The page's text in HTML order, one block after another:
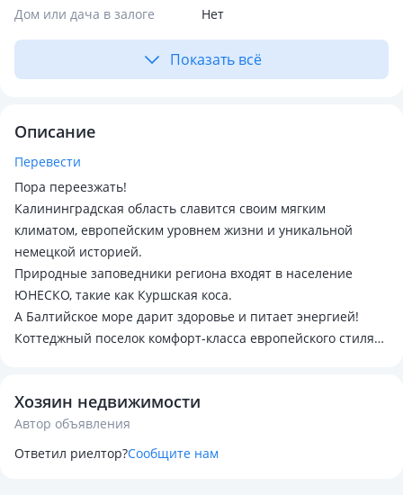
Дом или дача в залоге
Нет
Показать всё
Описание
Перевести
Пора переезжать!
Калининградская область славится своим мягким
климатом, европейским уровнем жизни и уникальной
немецкой историей.
Природные заповедники региона входят в население
ЮНЕСКО, такие как Куршская коса.
А Балтийское море дарит здоровье и питает энергией!
Коттеджный поселок комфорт-класса европейского стиля
Вдали от городской суеты.
Выгодные условия приобретения для переселенцев из
Казахстана.
Хозяин недвижимости
Автор объявления
Ответил риелтор?Сообщите нам